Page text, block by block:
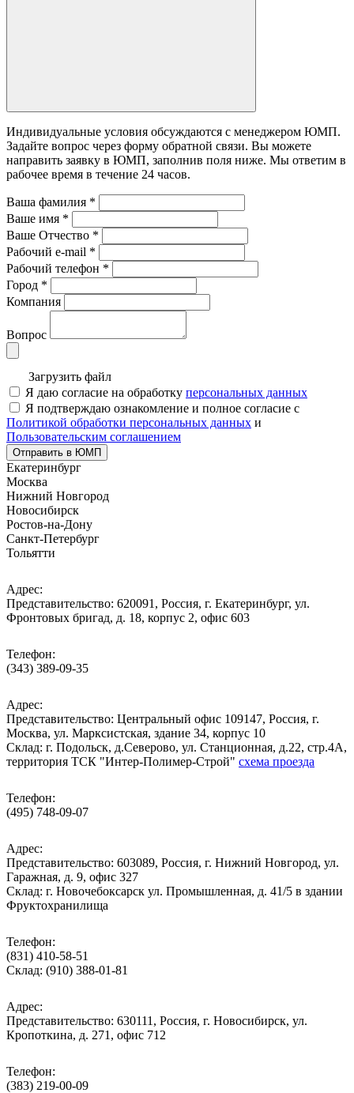
Индивидуальные условия обсуждаются с менеджером ЮМП.
Задайте вопрос через форму обратной связи. Вы можете
направить заявку в ЮМП, заполнив поля ниже. Mы ответим в
рабочее время в течение 24 часов.
Ваша фамилия *
Ваше имя *
Ваше Отчество *
Рабочий e-mail *
Рабочий телефон *
Город *
Компания
Вопрос
Загрузить файл
Я даю согласие на обработку персональных данных
Я подтверждаю ознакомление и полное согласие с
Политикой обработки персональных данных и
Пользовательским соглашением
Отправить в ЮМП
Екатеринбург
Москва
Нижний Новгород
Новосибирск
Ростов-на-Дону
Санкт-Петербург
Тольятти
Адрес:
Представительство: 620091, Россия, г. Екатеринбург, ул.
Фронтовых бригад, д. 18, корпус 2, офис 603
Телефон:
(343) 389-09-35
Адрес:
Представительство: Центральный офис 109147, Россия, г.
Москва, ул. Марксистская, здание 34, корпус 10
Cклад: г. Подольск, д.Северово, ул. Станционная, д.22, стр.4А,
территория ТСК "Интер-Полимер-Строй" схема проезда
Телефон:
(495) 748-09-07
Адрес:
Представительство: 603089, Россия, г. Нижний Новгород, ул.
Гаражная, д. 9, офис 327
Склад: г. Новочебоксарск ул. Промышленная, д. 41/5 в здании
Фруктохранилища
Телефон:
(831) 410-58-51
Склад: (910) 388-01-81
Адрес:
Представительство: 630111, Россия, г. Новосибирск, ул.
Кропоткина, д. 271, офис 712
Телефон:
(383) 219-00-09